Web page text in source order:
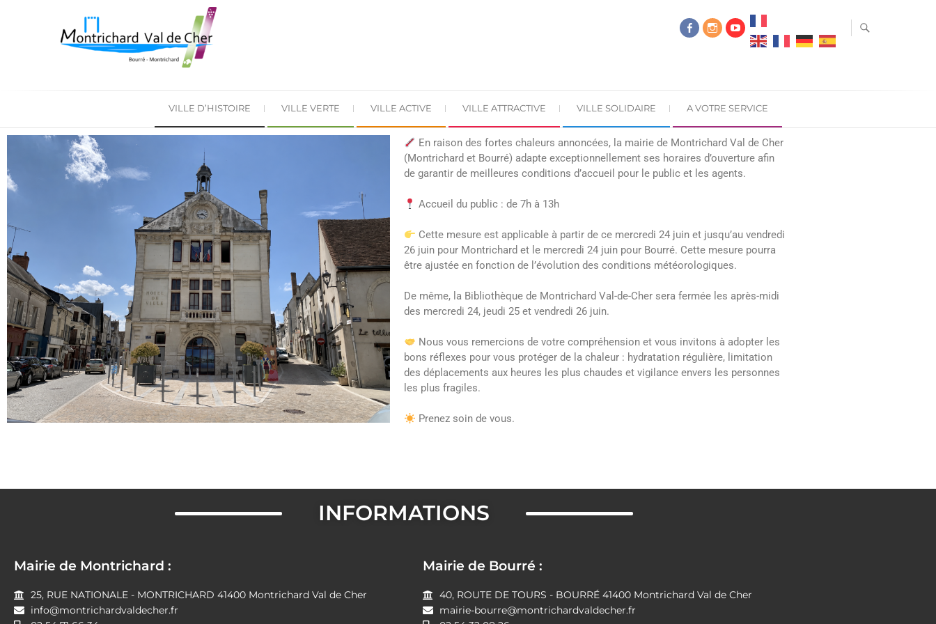
VILLE D’HISTOIRE VILLE VERTE VILLE ACTIVE VILLE ATTRACTIVE VILLE SOLIDAIRE A VOTRE SERVICE
En raison des fortes chaleurs annoncées, la mairie de Montrichard Val de Cher
(Montrichard et Bourré) adapte exceptionnellement ses horaires d’ouverture afin
de garantir de meilleures conditions d’accueil pour le public et les agents.
Accueil du public : de 7h à 13h
Cette mesure est applicable à partir de ce mercredi 24 juin et jusqu’au vendredi
26 juin pour Montrichard et le mercredi 24 juin pour Bourré. Cette mesure pourra
être ajustée en fonction de l’évolution des conditions météorologiques.
De même, la Bibliothèque de Montrichard Val-de-Cher sera fermée les après-midi
des mercredi 24, jeudi 25 et vendredi 26 juin.
Nous vous remercions de votre compréhension et vous invitons à adopter les
bons réflexes pour vous protéger de la chaleur : hydratation régulière, limitation
des déplacements aux heures les plus chaudes et vigilance envers les personnes
les plus fragiles.
Prenez soin de vous.
INFORMATIONS
Mairie de Montrichard :
25, RUE NATIONALE - MONTRICHARD 41400 Montrichard Val de Cher
info@montrichardvaldecher.fr
Mairie de Bourré :
40, ROUTE DE TOURS - BOURRÉ 41400 Montrichard Val de Cher
mairie-bourre@montrichardvaldecher.fr